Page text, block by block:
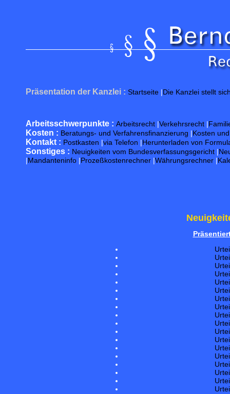
Präsentation der Kanzlei : Startseite |Die Kanzlei stellt
Arbeitsschwerpunkte : Arbeitsrecht |Verkehrsrecht |
Kosten : Beratungs- und Verfahrensfinanzierung |Kosten
Kontakt : Postkasten |via Telefon |Herunterladen von
Sonstiges : Neuigkeiten vom Bundesverfassungsgericht |
|Mandanteninfo |Prozeßkostenrechner |Währungsrechner |